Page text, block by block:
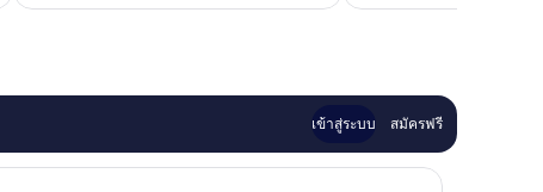
เข้าสู่ระบบ สมัครฟรี